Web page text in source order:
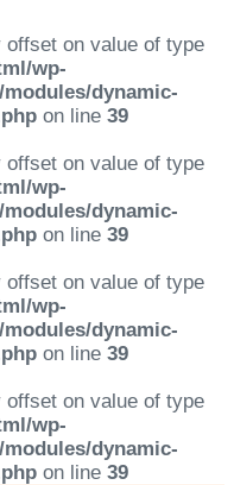
on value of type
wp-
dynamic-
on line 39
on value of type
wp-
dynamic-
on line 39
on value of type
wp-
dynamic-
on line 39
on value of type
wp-
dynamic-
on line 39